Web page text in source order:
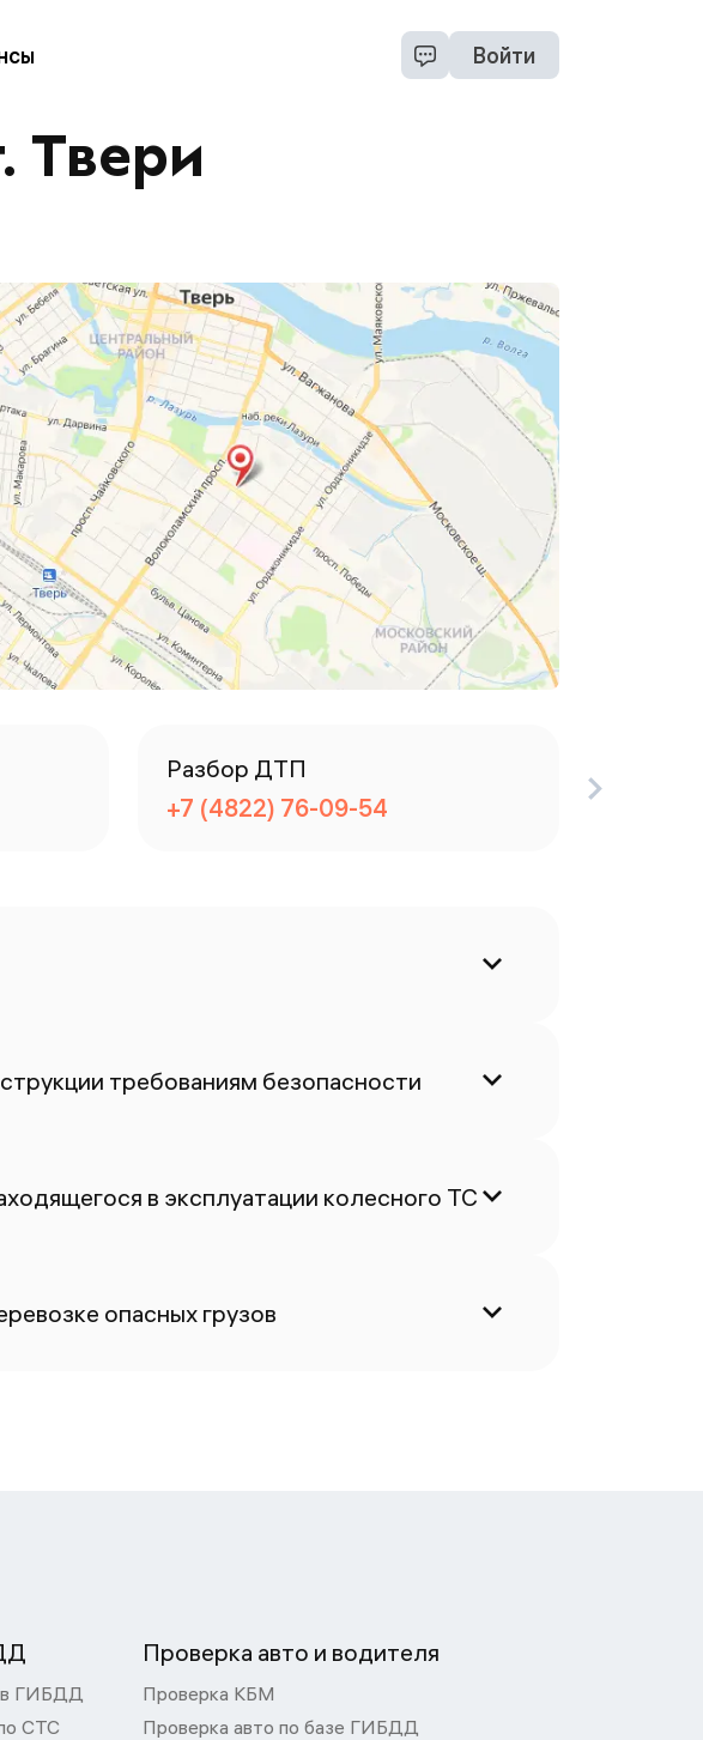
Войти
Твери
Разбор ДТП
+7 (4822) 76-09-54
требованиям безопасности
в эксплуатации колесного ТС
опасных грузов
ГИБДД
СТС
Проверка авто и водителя
Проверка КБМ
Проверка авто по базе ГИБДД